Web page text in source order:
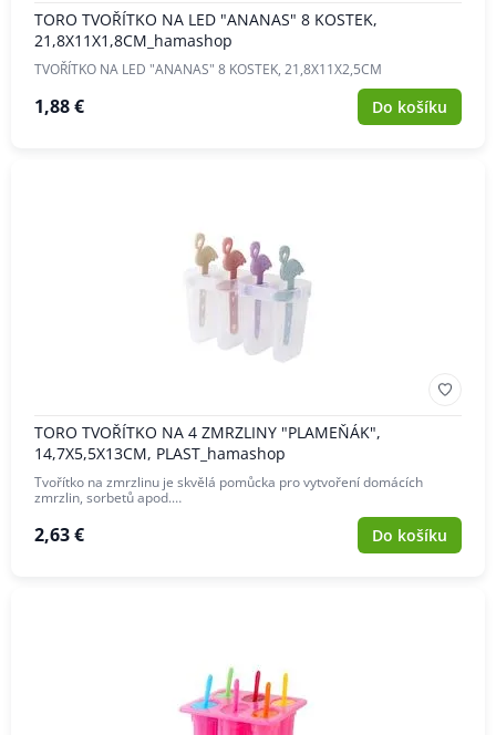
TORO TVOŘÍTKO NA LED "ANANAS" 8 KOSTEK,
21,8X11X1,8CM_hamashop
TVOŘÍTKO NA LED "ANANAS" 8 KOSTEK, 21,8X11X2,5CM
1,88 € Do košíku
TORO TVOŘÍTKO NA 4 ZMRZLINY "PLAMEŇÁK",
14,7X5,5X13CM, PLAST_hamashop
Tvořítko na zmrzlinu je skvělá pomůcka pro vytvoření domácích
zmrzlin, sorbetů apod.…
2,63 € Do košíku